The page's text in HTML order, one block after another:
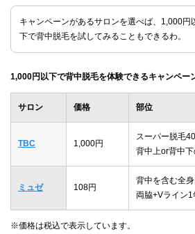
キャンペーンがあるサロンを選べば、1,000円
下で背中脱毛を試してみることもできるわ。
1,000円以下で背中脱毛を体験できるキャンペー
サロン 価格 部位
TBC 1,000円
スーパー脱毛
背中上or背中
ミュゼ 108円
背中を含む全身
両脇+Vライン1
※価格は税込で表示しています。